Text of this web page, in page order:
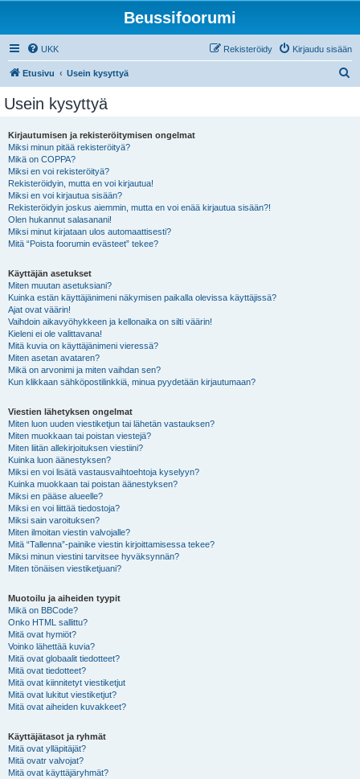
Beussifoorumi
UKK Kirjaudu sisään
Rekisteröidy
Etusivu Usein kysyttyä
Usein kysyttyä
Kirjautumisen ja rekisteröitymisen ongelmat
Miksi minun pitää rekisteröityä?
Mikä on COPPA?
Miksi en voi rekisteröityä?
Rekisteröidyin, mutta en voi kirjautua!
Miksi en voi kirjautua sisään?
Rekisteröidyin joskus aiemmin, mutta en voi enää kirjautua sisään?!
Olen hukannut salasanani!
Miksi minut kirjataan ulos automaattisesti?
Mitä “Poista foorumin evästeet” tekee?
Käyttäjän asetukset
Miten muutan asetuksiani?
Kuinka estän käyttäjänimeni näkymisen paikalla olevissa käyttäjissä?
Ajat ovat väärin!
Vaihdoin aikavyöhykkeen ja kellonaika on silti väärin!
Kieleni ei ole valittavana!
Mitä kuvia on käyttäjänimeni vieressä?
Miten asetan avataren?
Mikä on arvonimi ja miten vaihdan sen?
Kun klikkaan sähköpostilinkkiä, minua pyydetään kirjautumaan?
Viestien lähetyksen ongelmat
Miten luon uuden viestiketjun tai lähetän vastauksen?
Miten muokkaan tai poistan viestejä?
Miten liitän allekirjoituksen viestiini?
Kuinka luon äänestyksen?
Miksi en voi lisätä vastausvaihtoehtoja kyselyyn?
Kuinka muokkaan tai poistan äänestyksen?
Miksi en pääse alueelle?
Miksi en voi liittää tiedostoja?
Miksi sain varoituksen?
Miten ilmoitan viestin valvojalle?
Mitä “Tallenna”-painike viestin kirjoittamisessa tekee?
Miksi minun viestini tarvitsee hyväksynnän?
Miten tönäisen viestiketjuani?
Muotoilu ja aiheiden tyypit
Mikä on BBCode?
Onko HTML sallittu?
Mitä ovat hymiöt?
Voinko lähettää kuvia?
Mitä ovat globaalit tiedotteet?
Mitä ovat tiedotteet?
Mitä ovat kiinnitetyt viestiketjut
Mitä ovat lukitut viestiketjut?
Mitä ovat aiheiden kuvakkeet?
Käyttäjätasot ja ryhmät
Mitä ovat ylläpitäjät?
Mitä ovatr valvojat?
Mitä ovat käyttäjäryhmät?